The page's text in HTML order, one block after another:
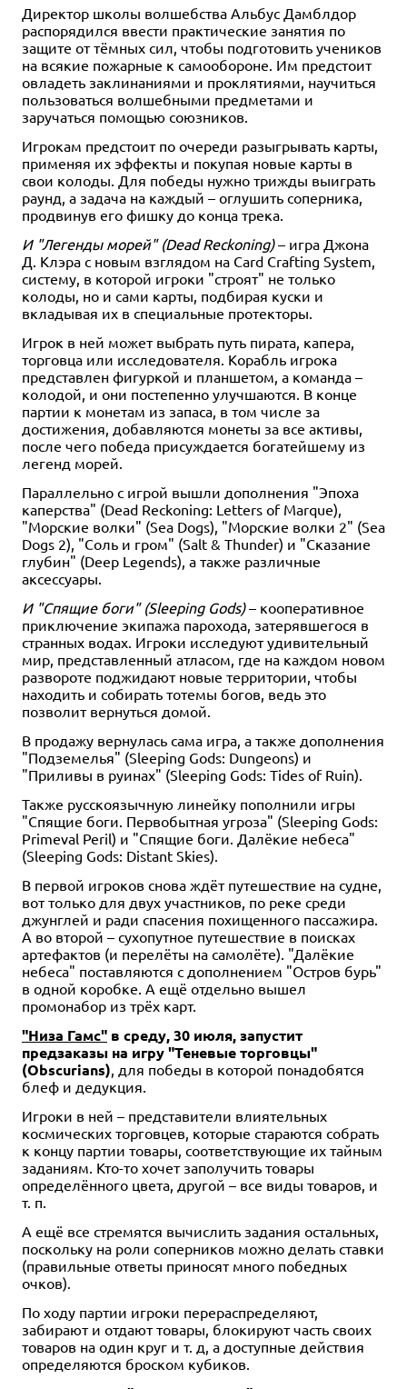
Директор школы волшебства Альбус Дамблдор
распорядился ввести практические занятия по
защите от тёмных сил, чтобы подготовить учеников
на всякие пожарные к самообороне. Им предстоит
овладеть заклинаниями и проклятиями, научиться
пользоваться волшебными предметами и
заручаться помощью союзников.
Игрокам предстоит по очереди разыгрывать карты,
применяя их эффекты и покупая новые карты в
свои колоды. Для победы нужно трижды выиграть
раунд, а задача на каждый – оглушить соперника,
продвинув его фишку до конца трека.
И "Легенды морей" (Dead Reckoning)– игра Джона
Д. Клэра с новым взглядом на Card Crafting System,
систему, в которой игроки "строят" не только
колоды, но и сами карты, подбирая куски и
вкладывая их в специальные протекторы.
Игрок в ней может выбрать путь пирата, капера,
торговца или исследователя. Корабль игрока
представлен фигуркой и планшетом, а команда –
колодой, и они постепенно улучшаются. В конце
партии к монетам из запаса, в том числе за
достижения, добавляются монеты за все активы,
после чего победа присуждается богатейшему из
легенд морей.
Параллельно с игрой вышли дополнения "Эпоха
каперства" (Dead Reckoning: Letters of Marque),
"Морские волки" (Sea Dogs), "Морские волки 2" (Sea
Dogs 2), "Соль и гром" (Salt & Thunder) и "Сказание
глубин" (Deep Legends), а также различные
аксессуары.
И "Спящие боги" (Sleeping Gods)– кооперативное
приключение экипажа парохода, затерявшегося в
странных водах. Игроки исследуют удивительный
мир, представленный атласом, где на каждом новом
развороте поджидают новые территории, чтобы
находить и собирать тотемы богов, ведь это
позволит вернуться домой.
В продажу вернулась сама игра, а также дополнения
"Подземелья" (Sleeping Gods: Dungeons) и
"Приливы в руинах" (Sleeping Gods: Tides of Ruin).
Также русскоязычную линейку пополнили игры
"Спящие боги. Первобытная угроза" (Sleeping Gods:
Primeval Peril) и "Спящие боги. Далёкие небеса"
(Sleeping Gods: Distant Skies).
В первой игроков снова ждёт путешествие на судне,
вот только для двух участников, по реке среди
джунглей и ради спасения похищенного пассажира.
А во второй – сухопутное путешествие в поисках
артефактов (и перелёты на самолёте). "Далёкие
небеса" поставляются с дополнением "Остров бурь"
в одной коробке. А ещё отдельно вышел
промонабор из трёх карт.
"Низа Гамс" в среду, 30 июля, запустит
предзаказы на игру "Теневые торговцы"
(Obscurians) , для победы в которой понадобятся
блеф и дедукция.
Игроки в ней – представители влиятельных
космических торговцев, которые стараются собрать
к концу партии товары, соответствующие их тайным
заданиям. Кто-то хочет заполучить товары
определённого цвета, другой – все виды товаров, и
т. п.
А ещё все стремятся вычислить задания остальных,
поскольку на роли соперников можно делать ставки
(правильные ответы приносят много победных
очков).
По ходу партии игроки перераспределяют,
забирают и отдают товары, блокируют часть своих
товаров на один круг и т. д, а доступные действия
определяются броском кубиков.